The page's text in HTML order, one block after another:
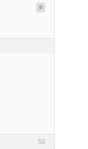
0
52